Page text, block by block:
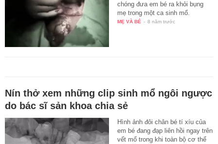
chóng đưa em bé ra khỏi bụng
mẹ trong một ca sinh mổ.
MẸ VÀ BÉ - 8 năm trước
Nín thở xem những clip sinh mổ ngôi ngược
do bác sĩ sản khoa chia sẻ
Hình ảnh đôi chân bé tí xíu của
em bé đang đạp liên hồi ngay trên
vết mổ trong khi toàn bộ cơ thể